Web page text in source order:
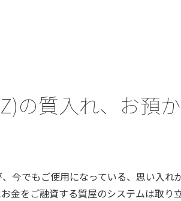
の質入れ、お預
今でもご使用になっている、思い入れ
金をご融資する質屋のシステムは取り